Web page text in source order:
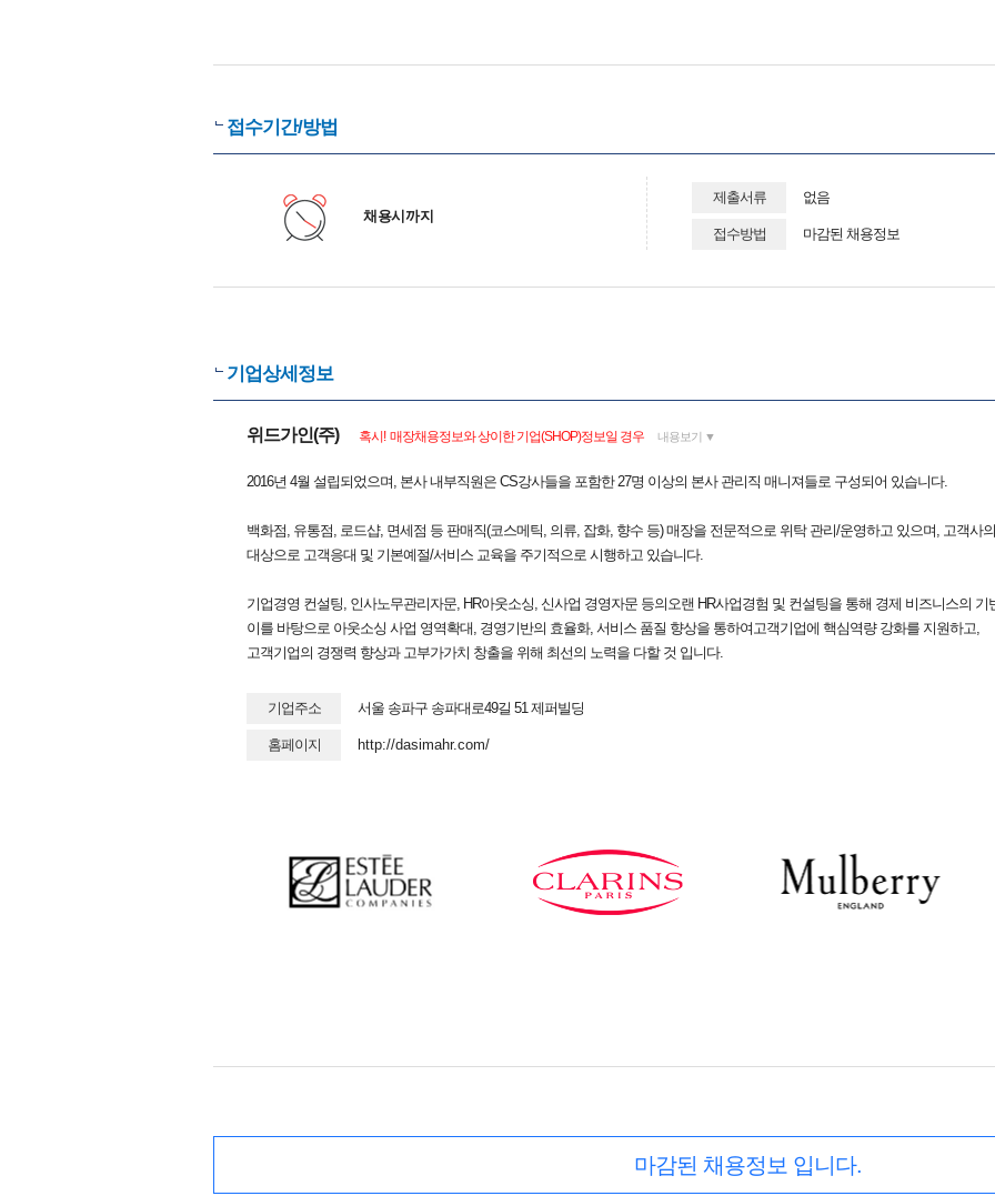
접수기간/방법
채용시까지
제출서류 없음
접수방법 마감된 채용정보
기업상세정보
위드가인(주) 혹시! 매장채용정보와 상이한 기업(SHOP)정보일 경우 내용보기 ▼
2016년 4월 설립되었으며, 본사 내부직원은 CS강사들을 포함한 27명 이상의 본사 관리직 매니져들로 구성되어 있습니다.
백화점, 유통점, 로드샵, 면세점 등 판매직(코스메틱, 의류, 잡화, 향수 등) 매장을 전문적으로 위탁 관리/운영하고 있으며, 고객사
대상으로 고객응대 및 기본예절/서비스 교육을 주기적으로 시행하고 있습니다.
기업경영 컨설팅, 인사노무관리자문, HR아웃소싱, 신사업 경영자문 등의오랜 HR사업경험 및 컨설팅을 통해 경제 비즈니스의 기
이를 바탕으로 아웃소싱 사업 영역확대, 경영기반의 효율화, 서비스 품질 향상을 통하여고객기업에 핵심역량 강화를 지원하고,
고객기업의 경쟁력 향상과 고부가가치 창출을 위해 최선의 노력을 다할 것 입니다.
기업주소 서울 송파구 송파대로49길 51 제퍼빌딩
홈페이지 http://dasimahr.com/
마감된 채용정보 입니다.